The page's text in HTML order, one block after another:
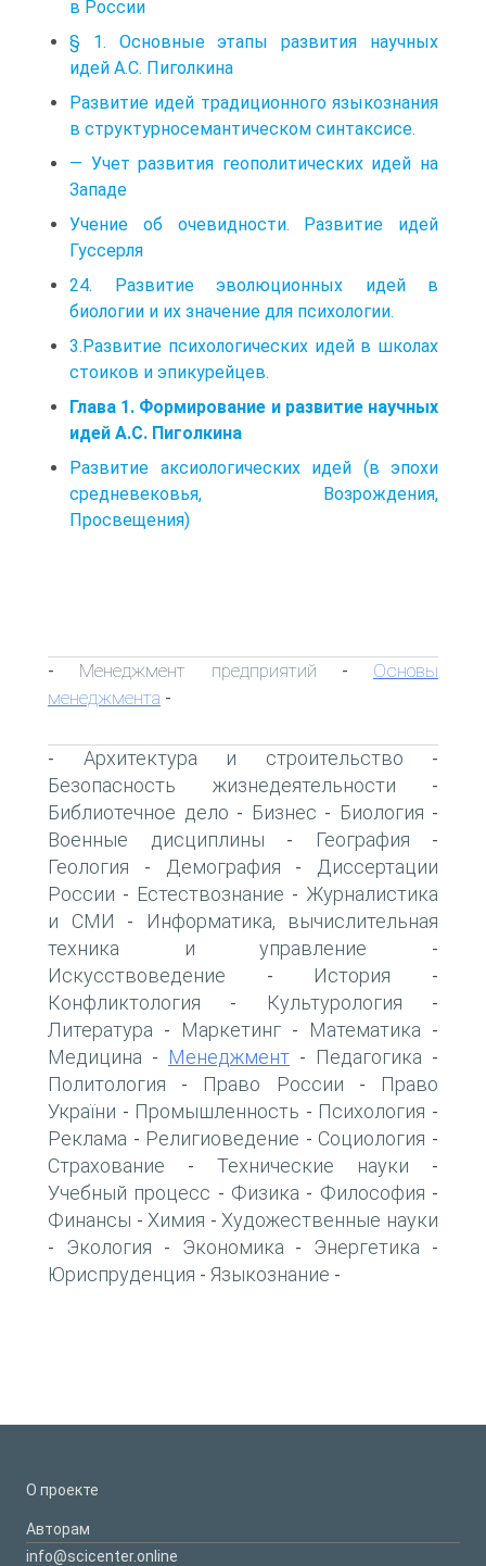
в России
§ 1. Основные этапы развития научных
идей А.С. Пиголкина
Развитие идей традиционного языкознания
в структурносемантическом синтаксисе.
— Учет развития геополитических идей на
Западе
Учение об очевидности. Развитие идей
Гуссерля
24. Развитие эволюционных идей в
биологии и их значение для психологии.
3.Развитие психологических идей в школах
стоиков и эпикурейцев.
Глава 1. Формирование и развитие научных
идей А.С. Пиголкина
Развитие аксиологических идей (в эпохи
средневековья, Возрождения,
Просвещения)
- Менеджмент предприятий - Основы
менеджмента -
- Архитектура и строительство -
Безопасность жизнедеятельности -
Библиотечное дело - Бизнес - Биология -
Военные дисциплины - География -
Геология - Демография -
Диссертации
России - Естествознание - Журналистика
и СМИ -
Информатика, вычислительная
техника и управление -
Искусствоведение - История -
Конфликтология - Культурология -
Литература - Маркетинг - Математика -
Медицина - Менеджмент - Педагогика -
Политология - Право России -
Право
України - Промышленность - Психология -
Реклама - Религиоведение - Социология -
Страхование - Технические науки -
Учебный процесс - Физика - Философия -
Финансы - Химия - Художественные науки
- Экология - Экономика - Энергетика -
Юриспруденция - Языкознание -
О проекте
Авторам
info@scicenter.online